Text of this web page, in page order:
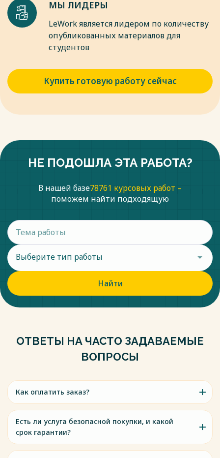
МЫ ЛИДЕРЫ
LeWork является лидером по количеству
опубликованных материалов для
студентов
Купить готовую работу сейчас
НЕ ПОДОШЛА ЭТА РАБОТА?
В нашей базе78761 курсовых работ –
поможем найти подходящую
Выберите тип работы
Найти
ОТВЕТЫ НА ЧАСТО ЗАДАВАЕМЫЕ
ВОПРОСЫ
Как оплатить заказ?
Есть ли услуга безопасной покупки, и какой
срок гарантии?